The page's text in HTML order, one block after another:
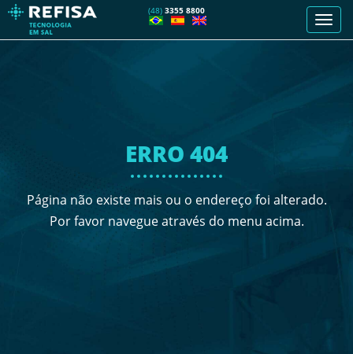
(48) 3355 8800
de
ERRO 404
Página não existe mais ou o endereço foi alterado.
Por favor navegue através do menu acima.